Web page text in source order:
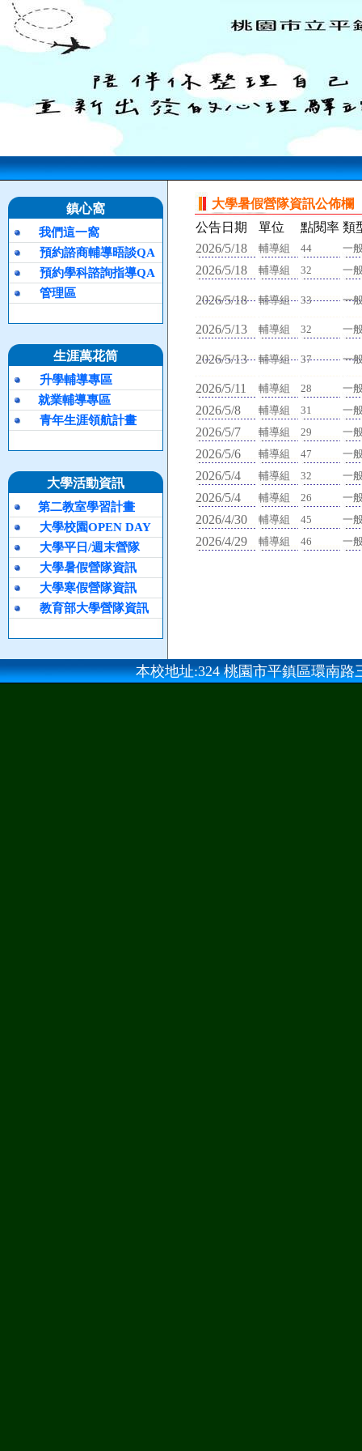
鎮心窩
我們這一窩
預約諮商輔導晤談QA
預約學科諮詢指導QA
管理區
生涯萬花筒
升學輔導專區
就業輔導專區
青年生涯領航計畫
大學活動資訊
第二教室學習計畫
大學校園OPEN DAY
大學平日/週末營隊
大學暑假營隊資訊
大學寒假營隊資訊
教育部大學營隊資訊
大學暑假營隊資訊公佈欄
公告日期
單位 點閱率 類
2026/5/18
輔導組 44 一
2026/5/18 輔導組 32 一
2026/5/18 輔導組 33 一
2026/5/13 輔導組 32 一
2026/5/13 輔導組 37 一
2026/5/11 輔導組 28 一
2026/5/8 輔導組 31 一
2026/5/7 輔導組 29 一
2026/5/6 輔導組 47 一
2026/5/4 輔導組 32 一
2026/5/4 輔導組 26 一
2026/4/30 輔導組 45 一
2026/4/29 輔導組 46 一
本校地址:324 桃園市平鎮區環南路